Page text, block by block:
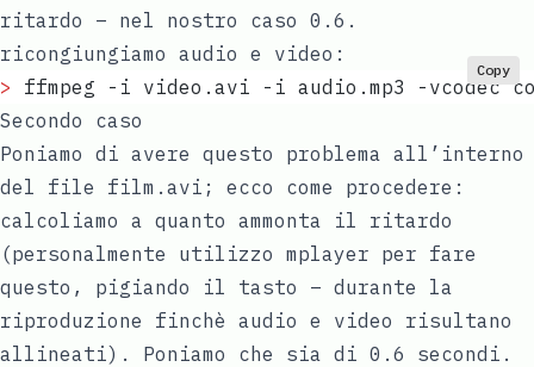
ritardo – nel nostro caso 0.6.
ricongiungiamo audio e video:
> ffmpeg -i video.avi -i audio.mp3 -vcodec
Copy
Secondo caso
Poniamo di avere questo problema all’interno
del file film.avi; ecco come procedere:
calcoliamo a quanto ammonta il ritardo
(personalmente utilizzo mplayer per fare
questo, pigiando il tasto – durante la
riproduzione finchè audio e video risultano
allineati). Poniamo che sia di 0.6 secondi.